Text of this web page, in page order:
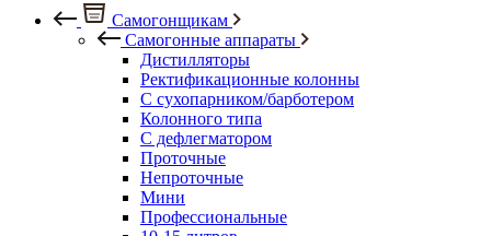
Самогонщикам
Самогонные аппараты
Дистилляторы
Ректификационные колонны
С сухопарником/барботером
Колонного типа
С дефлегматором
Проточные
Непроточные
Мини
Профессиональные